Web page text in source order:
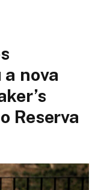
nova
Reserva